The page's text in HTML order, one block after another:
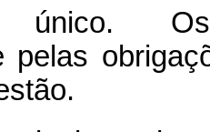
único. Os
pelas